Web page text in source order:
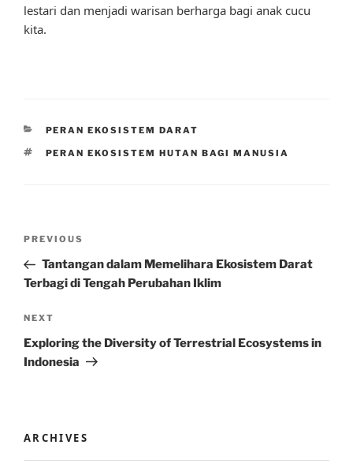
lestari dan menjadi warisan berharga bagi anak cucu
kita.
CATEGORIES
PERAN EKOSISTEM DARAT
TAGS
PERAN EKOSISTEM HUTAN BAGI MANUSIA
Previous
Post
PREVIOUS
Tantangan dalam Memelihara Ekosistem Darat
Terbagi di Tengah Perubahan Iklim
Next
Post
NEXT
Exploring the Diversity of Terrestrial Ecosystems in
Indonesia
ARCHIVES